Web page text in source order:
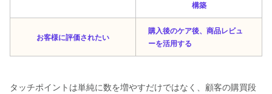
構築
お客様に評価されたい
購入後のケア後、商品レビュ
ーを活用する
タッチポイントは単純に数を増やすだけではなく、顧客の購買段